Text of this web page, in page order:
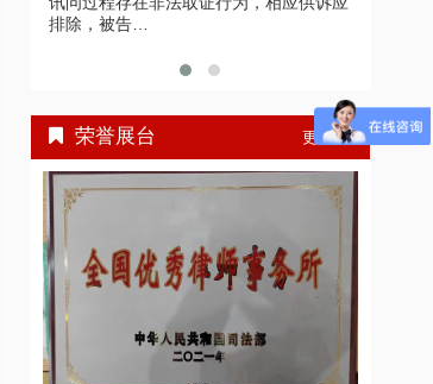
排除，被告…
荣誉展台 更多>>